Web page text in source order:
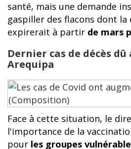
santé, mais une demande
gaspiller des flacons dont la
expirerait à partir de mars
Dernier cas de décès dû
Arequipa
Face à cette situation, le
l'importance de la
pour les groupes